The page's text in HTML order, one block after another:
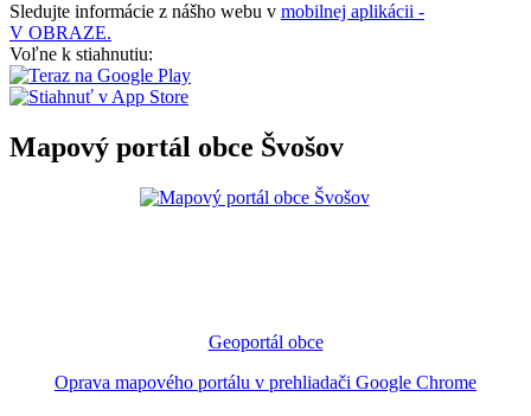
Sledujte informácie z nášho webu v mobilnej aplikácii -
V OBRAZE.
Voľne k stiahnutiu:
Mapový portál obce Švošov
Geoportál obce
Oprava mapového portálu v prehliadači Google Chrome